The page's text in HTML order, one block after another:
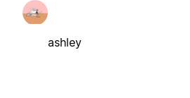
ashley